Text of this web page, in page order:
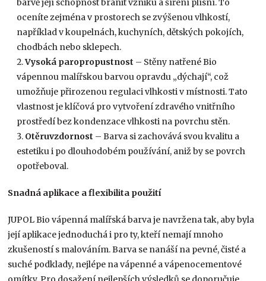
barvě její schopnost bránit vzniku a šíření plísní. To
oceníte zejména v prostorech se zvýšenou vlhkostí,
například v koupelnách, kuchyních, dětských pokojích,
chodbách nebo sklepech.
Vysoká paropropustnost – Stěny natřené Bio
vápennou malířskou barvou opravdu „dýchají“, což
umožňuje přirozenou regulaci vlhkosti v místnosti. Tato
vlastnost je klíčová pro vytvoření zdravého vnitřního
prostředí bez kondenzace vlhkosti na povrchu stěn.
Otěruvzdornost – Barva si zachovává svou kvalitu a
estetiku i po dlouhodobém používání, aniž by se povrch
opotřeboval.
Snadná aplikace a flexibilita použití
JUPOL Bio vápenná malířská barva je navržena tak, aby byla
její aplikace jednoduchá i pro ty, kteří nemají mnoho
zkušeností s malováním. Barva se nanáší na pevné, čisté a
suché podklady, nejlépe na vápenné a vápenocementové